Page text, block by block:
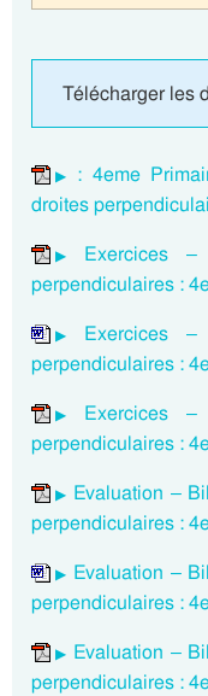
Télécharger les
: 4eme
droites
Exercices
perpendiculaires :
Exercices
perpendiculaires :
Exercices
perpendiculaires :
Evaluation –
perpendiculaires :
Evaluation –
perpendiculaires :
Evaluation –
perpendiculaires :